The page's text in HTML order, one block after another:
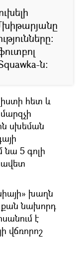
ն:
հետ և
սխեման
նա 5 գոլի
խաղն
քան նախորդ
է
վճռորոշ